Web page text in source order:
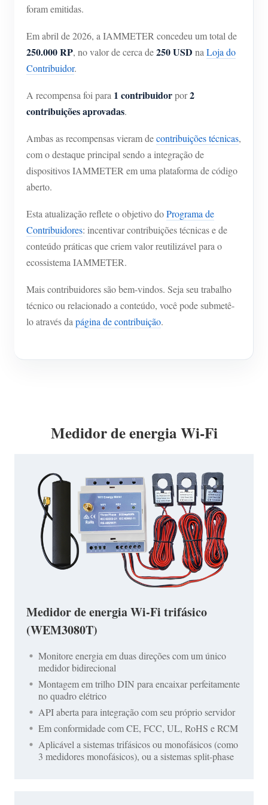
Explorar site
Ranking FV
foram emitidas.
Em abril de 2026, a IAMMETER concedeu um total de
250.000 RP, no valor de cerca de250 USD naLoja do
Contribuidor.
A recompensa foi para 1 contribuidorpor2
contribuições aprovadas.
Ambas as recompensas vieram decontribuições técnicas,
com o destaque principal sendo a integração de
dispositivos IAMMETER em uma plataforma de código
aberto.
Esta atualização reflete o objetivo doPrograma de
Contribuidores: incentivar contribuições técnicas e de
conteúdo práticas que criem valor reutilizável para o
ecossistema IAMMETER.
Mais contribuidores são bem-vindos. Seja seu trabalho
técnico ou relacionado a conteúdo, você pode submetê-
lo através dapágina de contribuição.
Medidor de energia Wi-Fi
Medidor de energia Wi-Fi trifásico
(WEM3080T)
Monitore energia em duas direções com um único
medidor bidirecional
Montagem em trilho DIN para encaixar perfeitamente
no quadro elétrico
API aberta para integração com seu próprio servidor
Em conformidade com CE, FCC, UL, RoHS e RCM
Aplicável a sistemas trifásicos ou monofásicos (como
3 medidores monofásicos), ou a sistemas split-phase